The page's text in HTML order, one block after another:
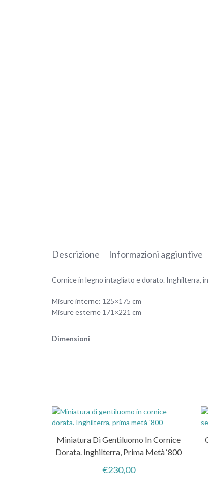
Descrizione Informazioni aggiuntive
Cornice in legno intagliato e dorato. Inghilterra,
Misure interne: 125×175 cm
Misure esterne 171×221 cm
Dimensioni
Miniatura Di Gentiluomo In Cornice
Dorata. Inghilterra, Prima Metà ‘800
€230,00